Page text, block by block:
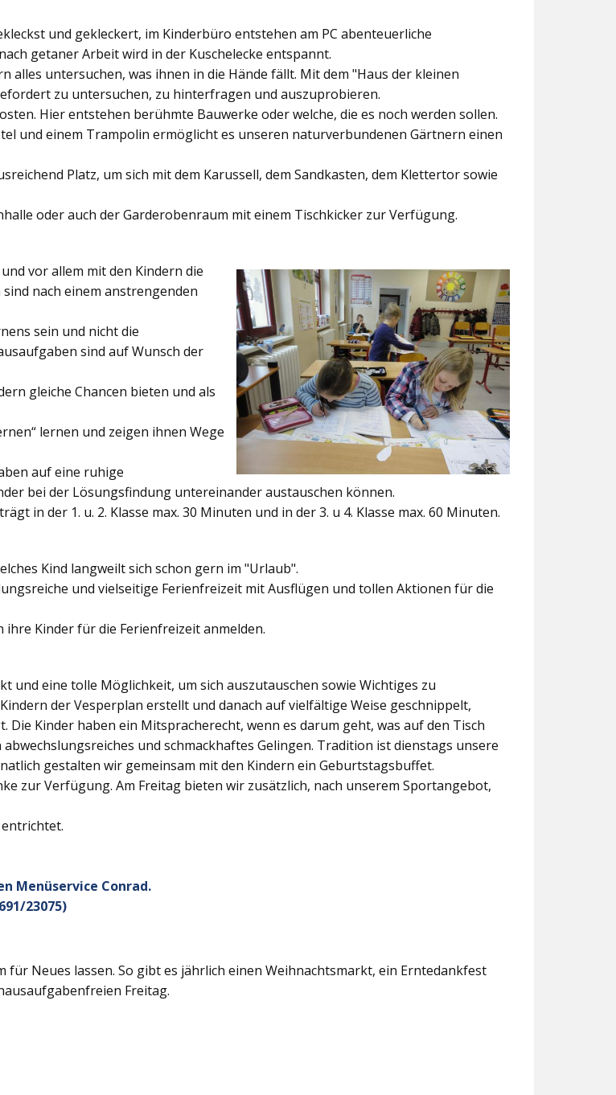
und gekleckert, im Kinderbüro entstehen am PC abenteuerliche
getaner Arbeit wird in der Kuschelecke entspannt.
alles untersuchen, was ihnen in die Hände fällt. Mit dem "Haus der kleinen
zu untersuchen, zu hinterfragen und auszuprobieren.
Hier entstehen berühmte Bauwerke oder welche, die es noch werden sollen.
und einem Trampolin ermöglicht es unseren naturverbundenen Gärtnern einen
Platz, um sich mit dem Karussell, dem Sandkasten, dem Klettertor sowie
oder auch derGarderobenraum mit einem Tischkicker zur Verfügung.
vor allem mit den Kindern die
nach einem anstrengenden
sein und nicht die
sind auf Wunsch der
gleiche Chancen bieten und als
lernen und zeigen ihnen Wege
auf eine ruhige
bei der Lösungsfindung untereinander austauschen können.
in der 1. u. 2. Klasse max. 30 Minuten und in der 3. u 4. Klasse max. 60 Minuten.
Kind langweilt sich schon gern im "Urlaub".
und vielseitige Ferienfreizeit mit Ausflügen und tollen Aktionen für die
Kinder für die Ferienfreizeit anmelden.
und eine tolle Möglichkeit, um sich auszutauschen sowie Wichtiges zu
der Vesperplan erstellt und danach auf vielfältige Weise geschnippelt,
Kinder haben ein Mitspracherecht, wenn es darum geht, was auf den Tisch
und schmackhaftes Gelingen. Tradition ist dienstags unsere
gestalten wir gemeinsam mit den Kindern ein Geburtstagsbuffet.
zur Verfügung. Am Freitag bieten wir zusätzlich, nach unserem Sportangebot,
Menüservice Conrad.
23075)
Neues lassen. So gibt es jährlich einen Weihnachtsmarkt, ein Erntedankfest
Freitag.